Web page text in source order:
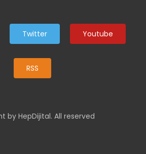
Twitter Youtube
RSS
by HepDijital. All reserved